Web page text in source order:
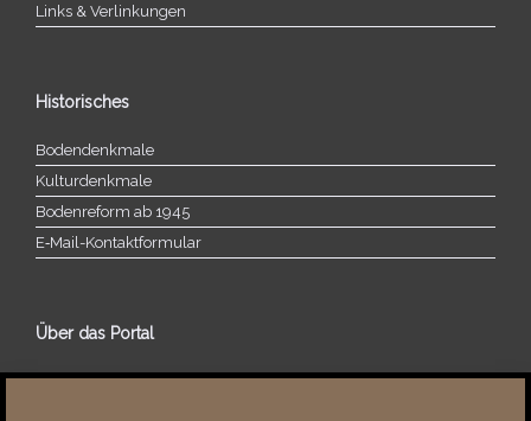
Links & Verlinkungen
Historisches
Bodendenkmale
Kulturdenkmale
Bodenreform ab 1945
E‑Mail-​​Kontaktformular
Über das Portal
Über dieses Portal